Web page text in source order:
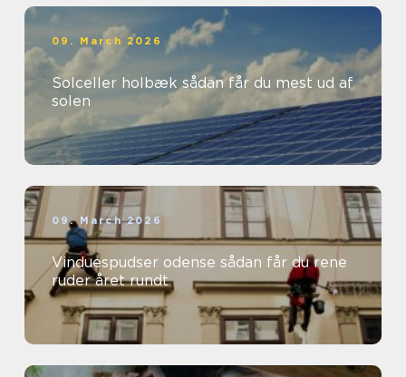
09. March 2026
Solceller holbæk sådan får du mest ud af
solen
09. March 2026
Vinduespudser odense sådan får du rene
ruder året rundt